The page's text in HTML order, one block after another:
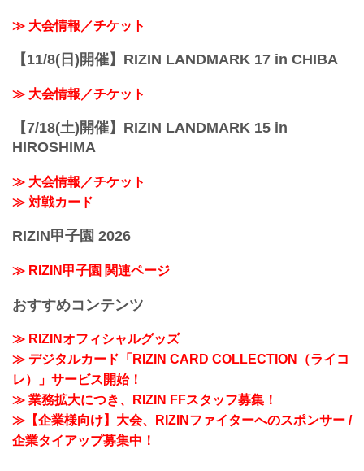
≫ 大会情報／チケット
【11/8(日)開催】RIZIN LANDMARK 17 in CHIBA
≫ 大会情報／チケット
【7/18(土)開催】RIZIN LANDMARK 15 in
HIROSHIMA
≫ 大会情報／チケット
≫ 対戦カード
RIZIN甲子園 2026
≫ RIZIN甲子園 関連ページ
おすすめコンテンツ
≫ RIZINオフィシャルグッズ
≫ デジタルカード「RIZIN CARD COLLECTION（ライコ
レ）」サービス開始！
≫ 業務拡大につき、RIZIN FFスタッフ募集！
≫【企業様向け】大会、RIZINファイターへのスポンサー /
企業タイアップ募集中！